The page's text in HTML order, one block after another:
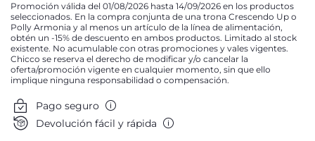
Promoción válida del 01/08/2026 hasta 14/09/2026 en los productos
seleccionados. En la compra conjunta de una trona Crescendo Up o
Polly Armonia y al menos un artículo de la línea de alimentación,
obtén un -15% de descuento en ambos productos. Limitado al stock
existente. No acumulable con otras promociones y vales vigentes.
Chicco se reserva el derecho de modificar y/o cancelar la
oferta/promoción vigente en cualquier momento, sin que ello
implique ninguna responsabilidad o compensación.
Pago seguro
Devolución fácil y rápida